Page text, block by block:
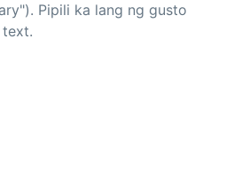
Pipili ka lang ng gusto